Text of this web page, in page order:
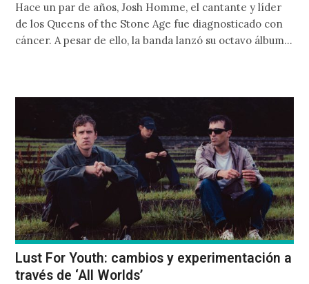
Hace un par de años, Josh Homme, el cantante y líder
de los Queens of the Stone Age fue diagnosticado con
cáncer. A pesar de ello, la banda lanzó su octavo álbum
Lust For Youth: cambios y experimentación a
través de ‘All Worlds’